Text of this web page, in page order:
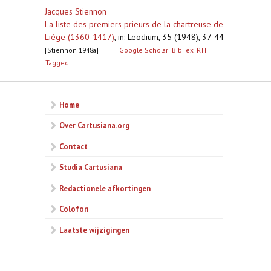
Jacques Stiennon
La liste des premiers prieurs de la chartreuse de
Liège (1360-1417), in: Leodium, 35 (1948), 37-44
[Stiennon 1948a] Google Scholar BibTex RTF
Tagged
Home
Over Cartusiana.org
Contact
Studia Cartusiana
Redactionele afkortingen
Colofon
Laatste wijzigingen